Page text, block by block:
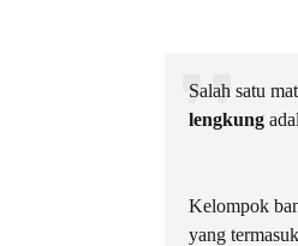
Salah satu
lengkung
Kelompok
yang